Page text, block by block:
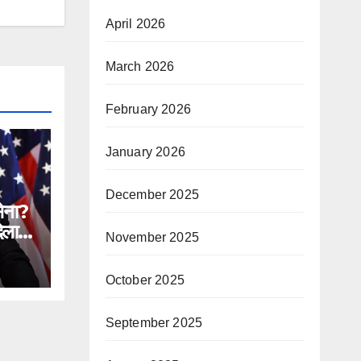
April 2026
March 2026
February 2026
January 2026
December 2025
November 2025
October 2025
September 2025